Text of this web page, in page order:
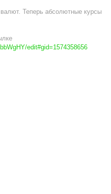
Теперь абсолютные курсы
edit#gid=1574358656